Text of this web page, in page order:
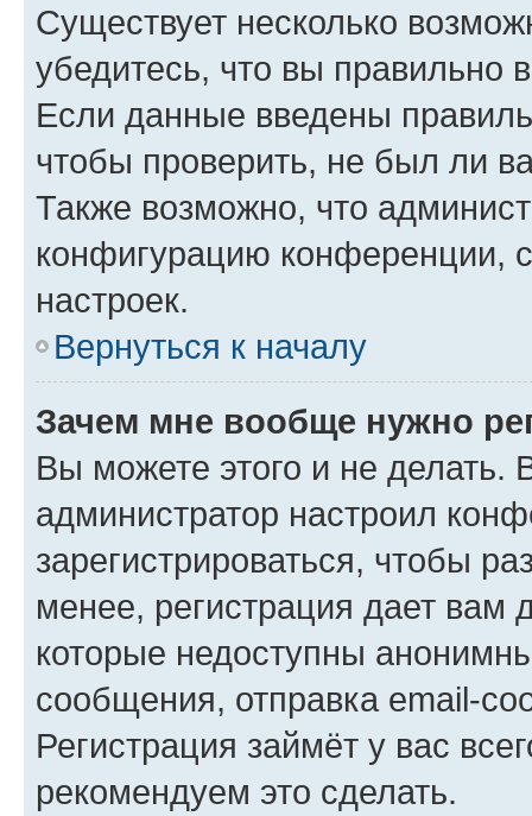
Существует несколько
убедитесь, что вы правильно
Если данные введены
чтобы проверить, не был ли
Также возможно, что
конфигурацию конференции,
настроек.
Вернуться к началу
Зачем мне вообще нужно
Вы можете этого и не делать.
администратор настроил
зарегистрироваться, чтобы
менее, регистрация дает вам
которые недоступны
сообщения, отправка email-
Регистрация займёт у вас
рекомендуем это сделать.